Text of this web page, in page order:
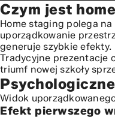
Czym jest home staging
Psychologiczne
Efekt pierwszego
Techniki wpływające na
Jak home staging
Wpływ na oczekiwaną
Skrócenie czasu
Kluczowe elementy
Czym jest
Home staging polega
uporządkowanie
generuje szybkie efekty.
Tradycyjne prezentacje
triumf nowej szkoły
Widok
Efekt pierwszego